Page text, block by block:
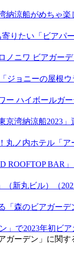
涼船がめちゃ楽
りたい「ビアパー
ニワ ビアガーデ
ョニーの屋根ウ
ハイボールガー
湾納涼船2023」
ノ内ホテル「ア
BAR」
新丸ビル）（
森のビアガーデ
で2023年初ビア
ガーデン」に関